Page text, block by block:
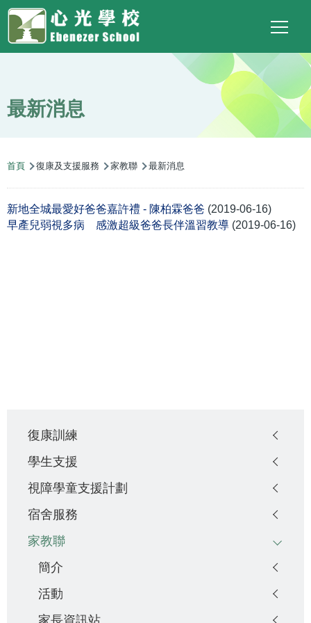
移至主內容
Top
Social
Link
Language
switcher
Main
navigation
最新消息
導
連
結
首頁 復康及支援服務 家教聯 最新消息
新地全城最愛好爸爸嘉許禮 - 陳柏霖爸爸 (2019-06-16)
早產兒弱視多病 感激超級爸爸長伴溫習教導 (2019-06-16)
navigation
復康訓練
學生支援
視障學童支援計劃
宿舍服務
家教聯
簡介
活動
家長資訊站